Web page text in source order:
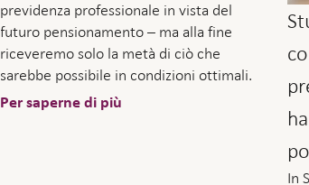
previdenza professionale in vista del
futuro pensionamento – ma alla fine
riceveremo solo la metà di ciò che
sarebbe possibile in condizioni ottimali.
Per saperne di più
In